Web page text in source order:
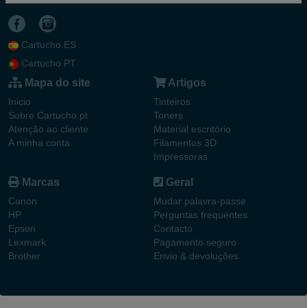
Cartucho.ES
Cartucho.PT
Mapa do site
Inicio
Sobre Cartucho.pt
Atenção ao cliente
A minha conta
Artigos
Tinteiros
Toners
Material escritório
Filamentos 3D
Impressoras
Marcas
Canon
HP
Epson
Lexmark
Brother
Geral
Mudar palavra-passe
Perguntas frequentes
Contacto
Pagamento seguro
Envio & devoluções